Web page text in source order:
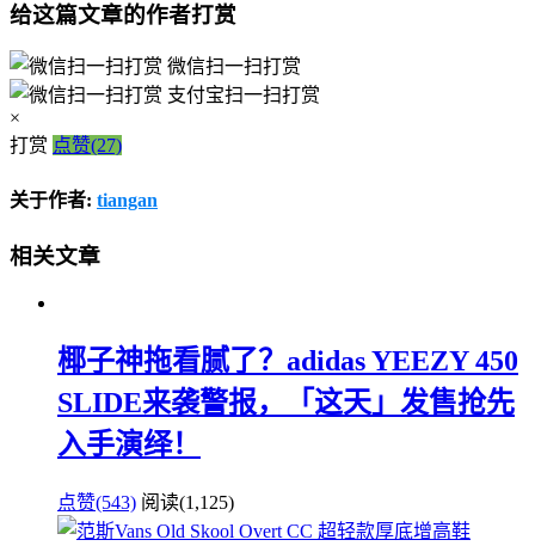
给这篇文章的作者打赏
微信扫一扫打赏
支付宝扫一扫打赏
×
打赏 点赞(27)
关于作者: tiangan
相关文章
椰子神拖看腻了？adidas YEEZY 450
SLIDE来袭警报，「这天」发售抢先
入手演绎！
点赞(543) 阅读(1,125)